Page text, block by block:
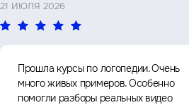
21 ИЮЛЯ 2026
Прошла курсы по логопедии. Очень
много живых примеров. Особенно
помогли разборы реальных видео